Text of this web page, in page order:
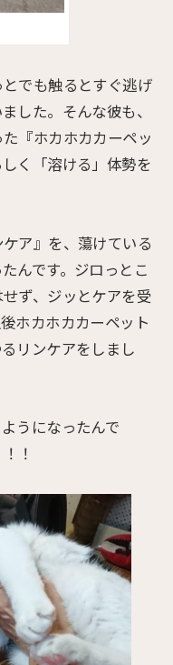
でも触るとすぐ逃げ
した。そんな彼も、
『ホカホカカーペッ
く「溶ける」体勢を
ア』を、蕩けている
んです。ジロっとこ
ず、ジッとケアを受
ホカホカカーペット
リンケアをしまし
うになったんで
！